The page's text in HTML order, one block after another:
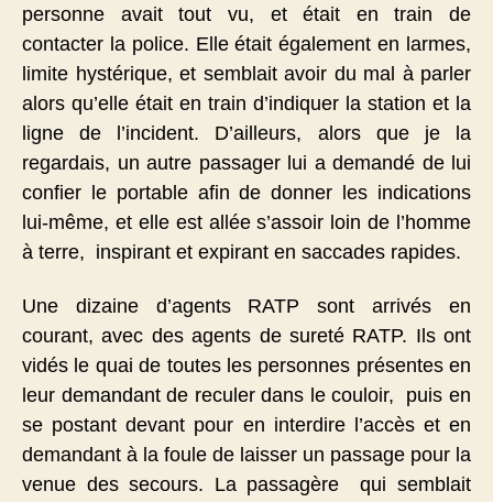
personne avait tout vu, et était en train de
contacter la police. Elle était également en larmes,
limite hystérique, et semblait avoir du mal à parler
alors qu’elle était en train d’indiquer la station et la
ligne de l’incident. D’ailleurs, alors que je la
regardais, un autre passager lui a demandé de lui
confier le portable afin de donner les indications
lui-même, et elle est allée s’assoir loin de l’homme
à terre, inspirant et expirant en saccades rapides.
Une dizaine d’agents RATP sont arrivés en
courant, avec des agents de sureté RATP. Ils ont
vidés le quai de toutes les personnes présentes en
leur demandant de reculer dans le couloir, puis en
se postant devant pour en interdire l’accès et en
demandant à la foule de laisser un passage pour la
venue des secours. La passagère qui semblait